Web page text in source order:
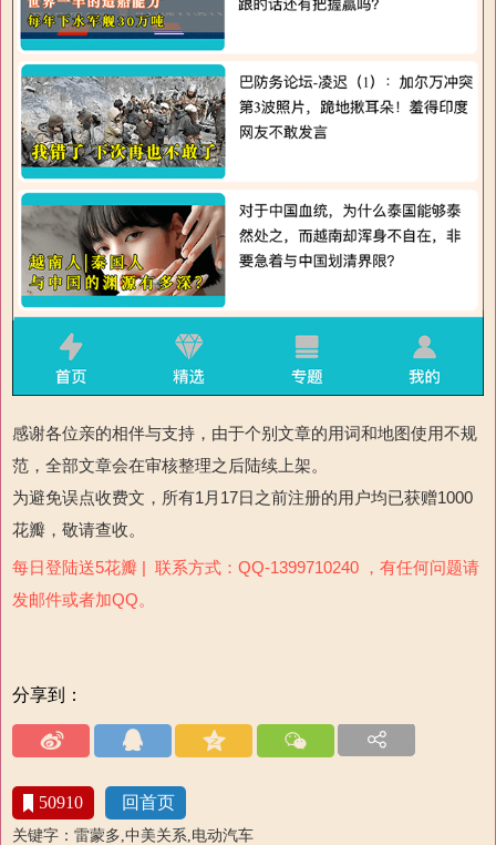
感谢各位亲的相伴与支持，由于个别文章的用词和地图使用不规
范，全部文章会在审核整理之后陆续上架。
为避免误点收费文，所有1月17日之前注册的用户均已获赠1000
花瓣，敬请查收。
每日登陆送5花瓣 | 联系方式：QQ-1399710240 ，有任何问题请
发邮件或者加QQ。
分享到：
50910 回首页
关键字：雷蒙多,中美关系,电动汽车